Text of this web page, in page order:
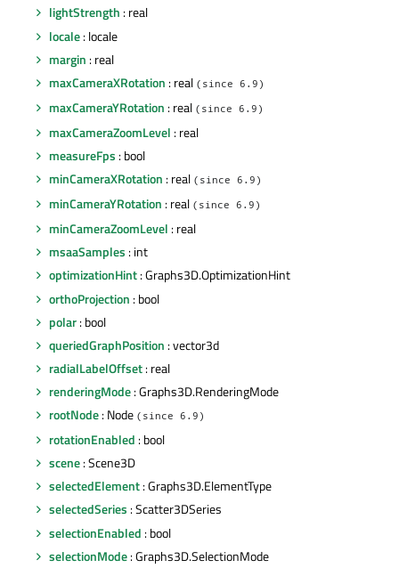
lightStrength : real
locale: locale
margin : real
maxCameraXRotation : real (since 6.9)
maxCameraYRotation : real (since 6.9)
maxCameraZoomLevel : real
measureFps : bool
minCameraXRotation : real (since 6.9)
minCameraYRotation : real (since 6.9)
minCameraZoomLevel : real
msaaSamples : int
optimizationHint: Graphs3D.OptimizationHint
orthoProjection : bool
polar: bool
queriedGraphPosition : vector3d
radialLabelOffset: real
renderingMode: Graphs3D.RenderingMode
rootNode: Node (since 6.9)
rotationEnabled : bool
scene: Scene3D
selectedElement: Graphs3D.ElementType
selectedSeries : Scatter3DSeries
selectionEnabled : bool
selectionMode: Graphs3D.SelectionMode